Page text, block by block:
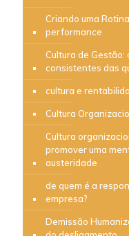
Criando uma
performance
Cultura de Gestão:
consistentes das
cultura e
Cultura
Cultura
promover uma
austeridade
de quem é a
empresa?
Demissão